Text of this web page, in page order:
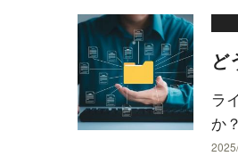
ど
ラ
か